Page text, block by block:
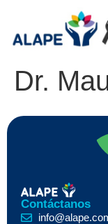
Dr.
Contáctanos